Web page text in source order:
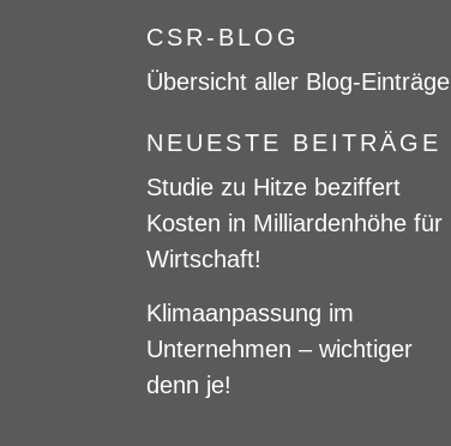
CSR-BLOG
Übersicht aller Blog-Einträge
NEUESTE BEITRÄGE
Studie zu Hitze beziffert
Kosten in Milliardenhöhe für
Wirtschaft!
Klimaanpassung im
Unternehmen – wichtiger
denn je!